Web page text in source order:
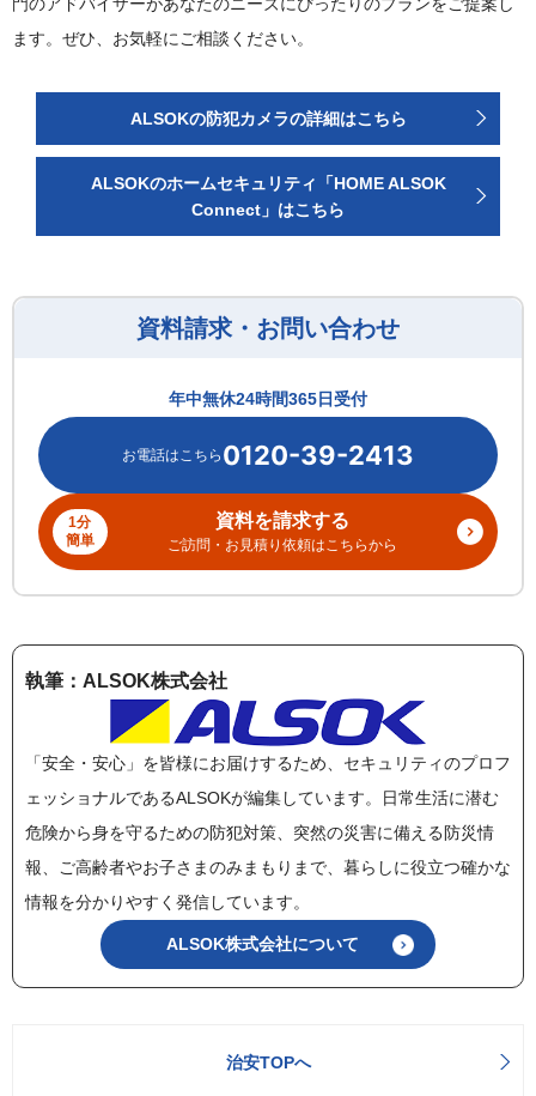
ます。ぜひ、お気軽にご相談ください。
ALSOKの防犯カメラの詳細はこちら
ALSOKのホームセキュリティ「HOME ALSOK
Connect」はこちら
資料請求・お問い合わせ
0120-39-2413
年中無休24時間365日受付
1分
簡単
資料を請求する
ご訪問・お見積り依頼はこちらから
執筆：ALSOK株式会社
「安全・安心」を皆様にお届けするため、セキュリティのプロフ
ェッショナルであるALSOKが編集しています。日常生活に潜む
危険から身を守るための防犯対策、突然の災害に備える防災情
報、ご高齢者やお子さまのみまもりまで、暮らしに役立つ確かな
情報を分かりやすく発信しています。
ALSOK株式会社について
治安TOPへ